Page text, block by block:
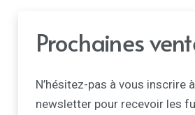
Prochaines
N’hésitez-pas à vous inscrire
newsletter pour recevoir les